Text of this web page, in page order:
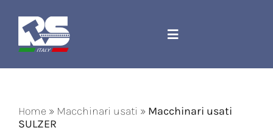
contenuto
Toggle
Ricambi e accessori
Home » Macchinari usati » Macchinari usati
SULZER